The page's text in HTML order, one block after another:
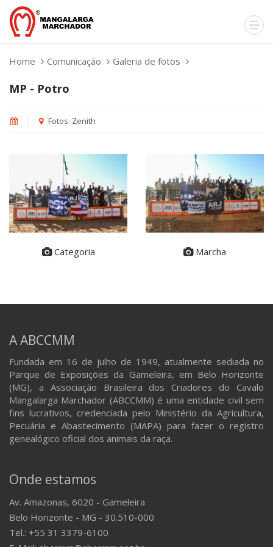
Home Comunicação Galeria de fotos
MP - Potro
Fotos: Zenith
Categoria Marcha
A ABCCMM
Fundada em 16 de julho de 1949, atualmente sediada no
Parque de Exposições da Gameleira, em Belo Horizonte
(MG), a Associação Brasileira dos Criadores do Cavalo
Mangalarga Marchador (ABCCMM) é uma entidade civil sem
fins lucrativos, credenciada pelo Ministério da Agricultura,
Pecuária e Abastecimento (MAPA) para fazer o registro
genealógico oficial dos animais da raça.
Onde estamos
Av. Amazonas, 6020 - Gameleira
Belo Horizonte - MG - 30.510-000
Tel.: +55 31 3379-6100